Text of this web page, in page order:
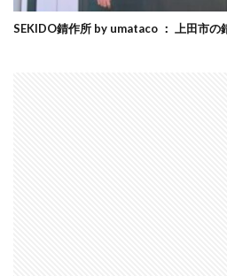
SEKIDO錆作所 by umataco ： 上田市の